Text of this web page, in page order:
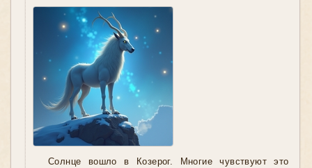
Солнце вошло в Козерог. Многие чувствуют это